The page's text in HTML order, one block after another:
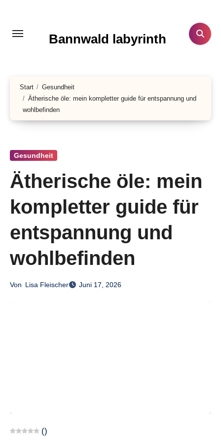
springen
Bannwald labyrinth
Start
Gesundheit
Ätherische öle: mein kompletter guide für entspannung und
wohlbefinden
Gesundheit
Ätherische öle: mein
kompletter guide für
entspannung und
wohlbefinden
Von Lisa Fleischer Juni 17, 2026
()